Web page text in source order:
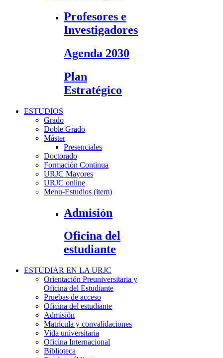
Profesores e
Investigadores
Agenda 2030
Plan
Estratégico
ESTUDIOS
Grado
Doble Grado
Máster
Presenciales
Doctorado
Formación Continua
URJC Mayores
URJC online
Menu-Estudios (item)
Admisión
Oficina del
estudiante
ESTUDIAR EN LA URJC
Orientación Preuniversitaria y
Oficina del Estudiante
Pruebas de acceso
Oficina del estudiante
Admisión
Matrícula y convalidaciones
Vida universitaria
Oficina Internacional
Biblioteca